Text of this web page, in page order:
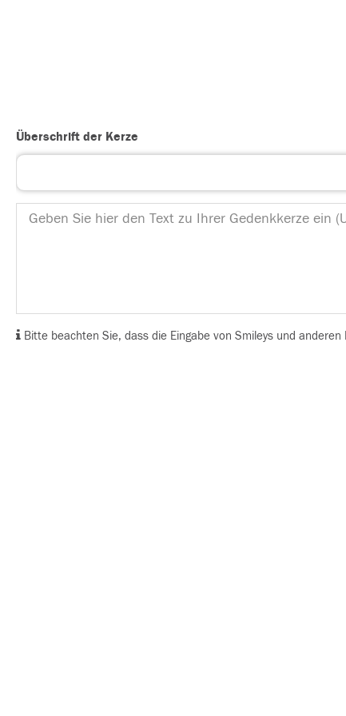
Überschrift der Kerze
Bitte beachten Sie, dass die Eingabe von Smileys und